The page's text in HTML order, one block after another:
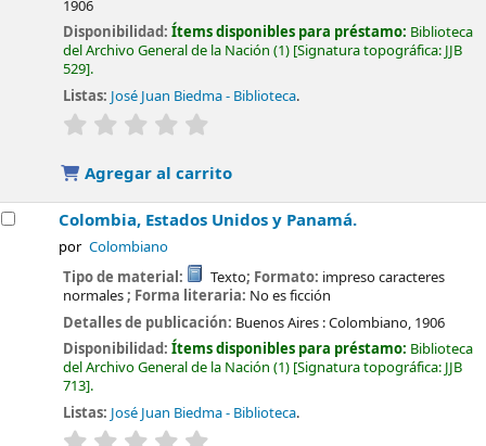
1906
Disponibilidad:Ítems disponibles para préstamo: Biblioteca
del Archivo General de la Nación (1) Signatura topográfica: JJB
529 .
Listas: José Juan Biedma - Biblioteca.
valoración
Agregar al carrito
Colombia, Estados Unidos y Panamá.
por Colombiano
Tipo de material: Texto; Formato: impreso caracteres
normales; Forma literaria: No es ficción
Detalles de publicación: Buenos Aires :Colombiano, 1906
Disponibilidad:Ítems disponibles para préstamo: Biblioteca
del Archivo General de la Nación (1) Signatura topográfica: JJB
713 .
Listas: José Juan Biedma - Biblioteca.
valoración